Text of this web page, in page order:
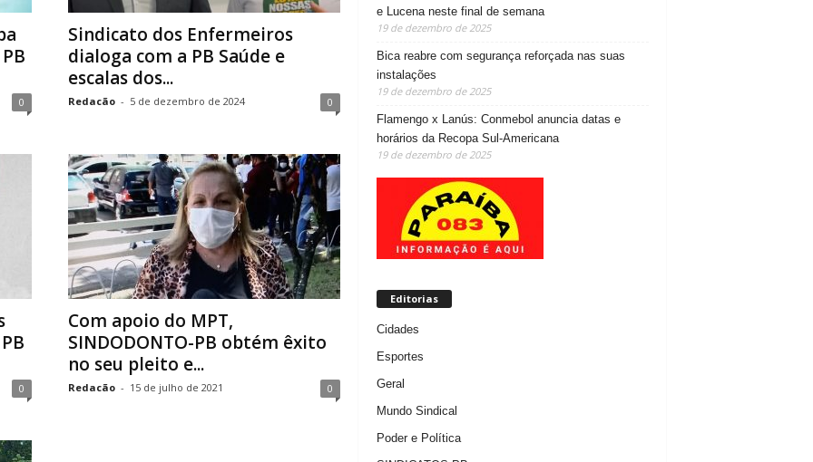
0
Sindicato dos Enfermeiros
dialoga com a PB Saúde e
escalas dos...
Redacão - 5 de dezembro de 2024 0
0
Com apoio do MPT,
SINDODONTO-PB obtém êxito
no seu pleito e...
Redacão - 15 de julho de 2021 0
e Lucena neste final de semana
19 de dezembro de 2025
Bica reabre com segurança reforçada nas suas
instalações
19 de dezembro de 2025
Flamengo x Lanús: Conmebol anuncia datas e
horários da Recopa Sul-Americana
19 de dezembro de 2025
Editorias
Cidades
Esportes
Geral
Mundo Sindical
Poder e Política